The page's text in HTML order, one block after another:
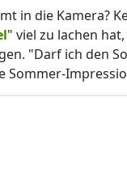
in die Kamera?
" viel zu lachen
"Darf ich den
Sommer-